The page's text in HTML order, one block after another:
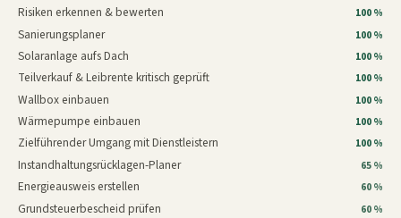
Risiken erkennen & bewerten 100 %
Sanierungsplaner 100 %
Solaranlage aufs Dach 100 %
Teilverkauf & Leibrente kritisch geprüft 100 %
Wallbox einbauen 100 %
Wärmepumpe einbauen 100 %
Zielführender Umgang mit Dienstleistern 100 %
Instandhaltungsrücklagen-Planer 65 %
Energieausweis erstellen 60 %
Grundsteuerbescheid prüfen 60 %